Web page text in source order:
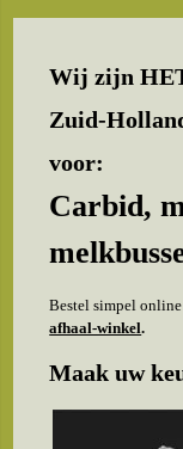
Wij zijn
Zuid-
voor:
Carbid,
Bestel simpel
afhaal-winkel.
Maak uw